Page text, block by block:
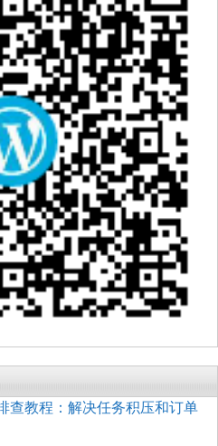
排查教程：解决任务积压和订单